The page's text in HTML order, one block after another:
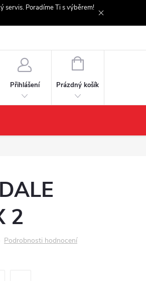
servis. Poradíme Ti s výběrem!
Přihlášení
NÁKUPNÍ
Prázdný košík
2
Podrobnosti hodnocení